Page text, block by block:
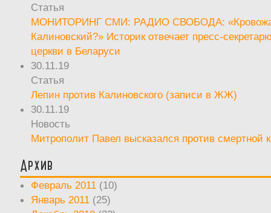
Статья
МОНИТОРИНГ СМИ: РАДИО СВОБОДА:
Калиновский?» Историк отвечает пресс-
церкви в Беларуси
30.11.19
Статья
Лепин против Калиновского (записи в ЖЖ)
30.11.19
Новость
Митрополит Павел высказался против смертной
Архив
Февраль 2011 (10)
Январь 2011 (25)